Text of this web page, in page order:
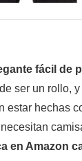
fácil de
ser un rollo,
estar hechas
en Amazon